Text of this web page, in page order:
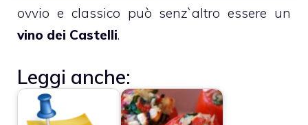
ovvio e classico può senz`altro essere un
vino dei Castelli.
Leggi anche: